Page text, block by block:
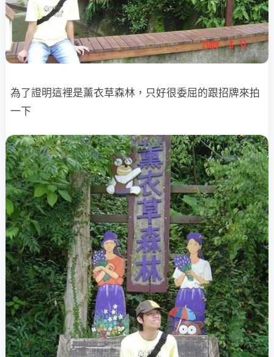
為了證明這裡是薰衣草森林，只好很委屈的跟招牌來拍
一下